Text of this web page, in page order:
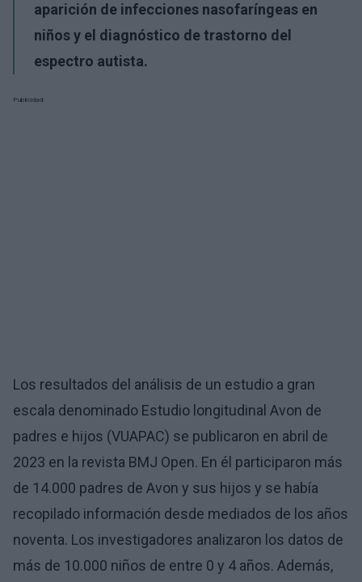
aparición de infecciones nasofaríngeas en
niños y el diagnóstico de trastorno del
espectro autista.
Publicidad:
Los resultados del análisis de un estudio a gran
escala denominado Estudio longitudinal Avon de
padres e hijos (VUAPAC) se publicaron en abril de
2023 en la revista BMJ Open. En él participaron más
de 14.000 padres de Avon y sus hijos y se había
recopilado información desde mediados de los años
noventa. Los investigadores analizaron los datos de
más de 10.000 niños de entre 0 y 4 años. Además,